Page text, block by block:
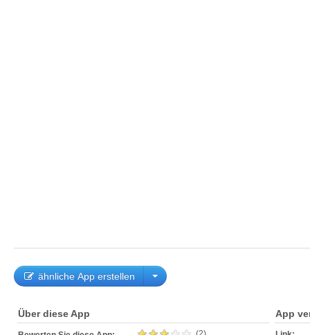
ähnliche App erstellen
Über diese App App